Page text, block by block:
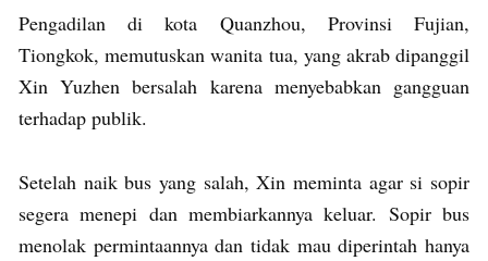
Pengadilan di kota Quanzhou, Provinsi Fujian,
Tiongkok, memutuskan wanita tua, yang akrab dipanggil
Xin Yuzhen bersalah karena menyebabkan gangguan
terhadap publik.
Setelah naik bus yang salah, Xin meminta agar si sopir
segera menepi dan membiarkannya keluar. Sopir bus
menolak permintaannya dan tidak mau diperintah hanya